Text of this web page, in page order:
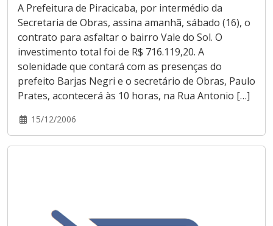
A Prefeitura de Piracicaba, por intermédio da
Secretaria de Obras, assina amanhã, sábado (16), o
contrato para asfaltar o bairro Vale do Sol. O
investimento total foi de R$ 716.119,20. A
solenidade que contará com as presenças do
prefeito Barjas Negri e o secretário de Obras, Paulo
Prates, acontecerá às 10 horas, na Rua Antonio […]
15/12/2006